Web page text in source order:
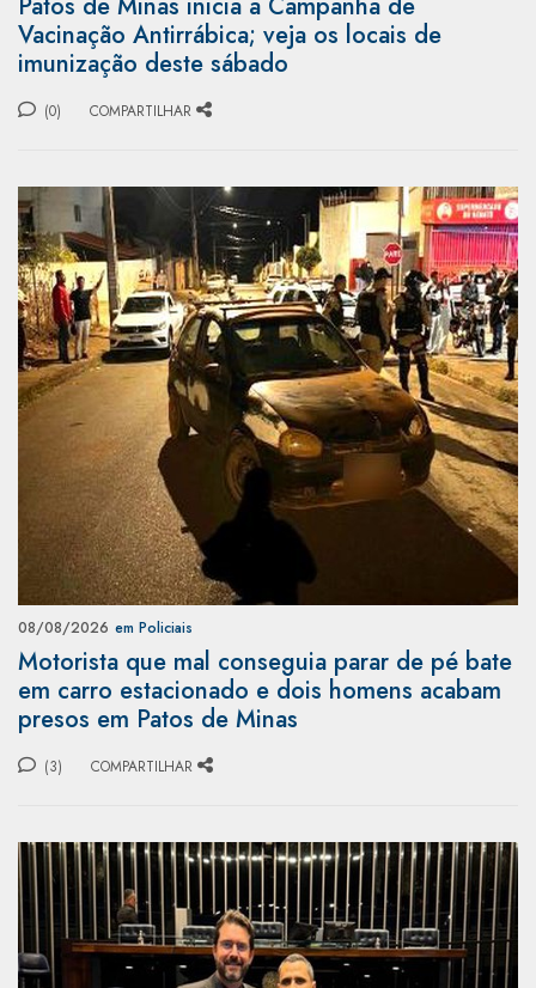
Vacinação Antirrábica; veja os locais de
imunização deste sábado
(0) COMPARTILHAR
08/08/2026 em Policiais
Motorista que mal conseguia parar de pé bate
em carro estacionado e dois homens acabam
presos em Patos de Minas
(3) COMPARTILHAR